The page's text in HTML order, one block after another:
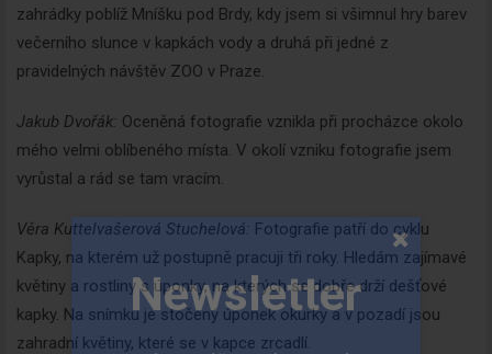
zahrádky poblíž Mníšku pod Brdy, kdy jsem si všimnul hry barev
večerního slunce v kapkách vody a druhá při jedné z
pravidelných návštěv ZOO v Praze.
Jakub Dvořák: Oceněná fotografie vznikla při procházce okolo
mého velmi oblíbeného místa. V okolí vzniku fotografie jsem
vyrůstal a rád se tam vracím.
Věra Kuttelvašerová Stuchelová: Fotografie patří do cyklu
Kapky, na kterém už postupně pracuji tři roky. Hledám zajímavé
květiny a rostliny s úponky, na kterých se dobře drží dešťové
kapky. Na snímku je stočený úponek okurky a v pozadí jsou
zahradní květiny, které se v kapce zrcadlí.